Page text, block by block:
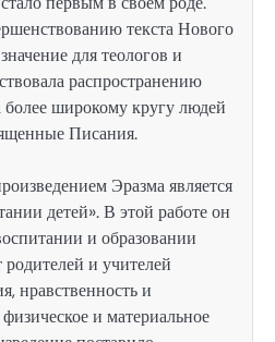
текста Нового
для теологов и
распространению
широкому кругу людей
Писания.
Эразма является
детей». В этой работе он
и образовании
и учителей
нравственность и
и материальное